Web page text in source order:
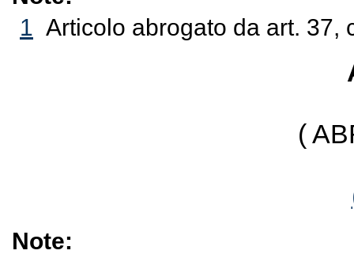
1 Articolo abrogato da art. 37,
(
Note: